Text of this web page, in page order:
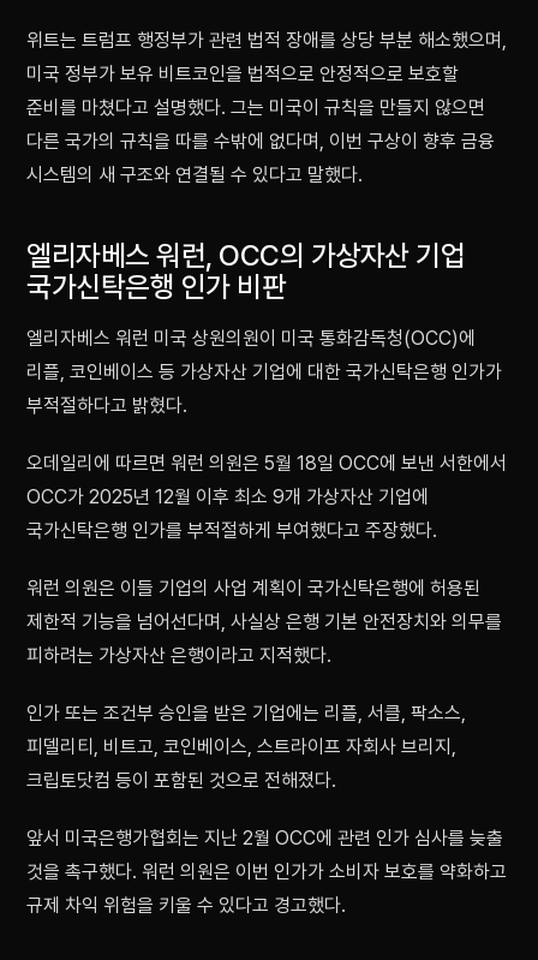
위트는 트럼프 행정부가 관련 법적 장애를 상당 부분 해소했으며,
미국 정부가 보유 비트코인을 법적으로 안정적으로 보호할
준비를 마쳤다고 설명했다. 그는 미국이 규칙을 만들지 않으면
다른 국가의 규칙을 따를 수밖에 없다며, 이번 구상이 향후 금융
시스템의 새 구조와 연결될 수 있다고 말했다.
엘리자베스 워런, OCC의 가상자산 기업
국가신탁은행 인가 비판
엘리자베스 워런 미국 상원의원이 미국 통화감독청(OCC)에
리플, 코인베이스 등 가상자산 기업에 대한 국가신탁은행 인가가
부적절하다고 밝혔다.
오데일리에 따르면 워런 의원은 5월 18일 OCC에 보낸 서한에서
OCC가 2025년 12월 이후 최소 9개 가상자산 기업에
국가신탁은행 인가를 부적절하게 부여했다고 주장했다.
워런 의원은 이들 기업의 사업 계획이 국가신탁은행에 허용된
제한적 기능을 넘어선다며, 사실상 은행 기본 안전장치와 의무를
피하려는 가상자산 은행이라고 지적했다.
인가 또는 조건부 승인을 받은 기업에는 리플, 서클, 팍소스,
피델리티, 비트고, 코인베이스, 스트라이프 자회사 브리지,
크립토닷컴 등이 포함된 것으로 전해졌다.
앞서 미국은행가협회는 지난 2월 OCC에 관련 인가 심사를 늦출
것을 촉구했다. 워런 의원은 이번 인가가 소비자 보호를 약화하고
규제 차익 위험을 키울 수 있다고 경고했다.